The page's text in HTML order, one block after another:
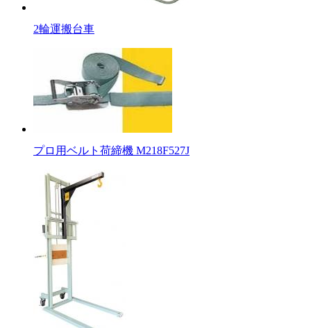
2輪運搬台車
プロ用ベルト荷締機 M218F527J